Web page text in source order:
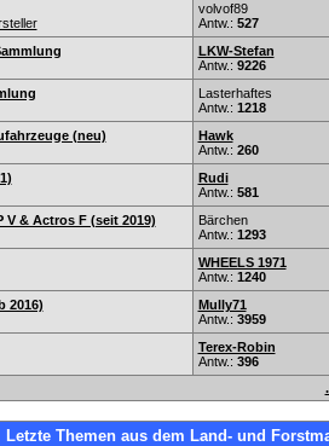
volvof89
Antw.: 527
LKW-Stefan
Antw.: 9226
Lasterhaftes
Antw.: 1218
(neu)
Hawk
Antw.: 260
Rudi
Antw.: 581
V & Actros F (seit 2019)
Bärchen
Antw.: 1293
WHEELS 1971
Antw.: 1240
2016)
Mully71
Antw.: 3959
Terex-Robin
Antw.: 396
Letzte Themen aus dem Land- und